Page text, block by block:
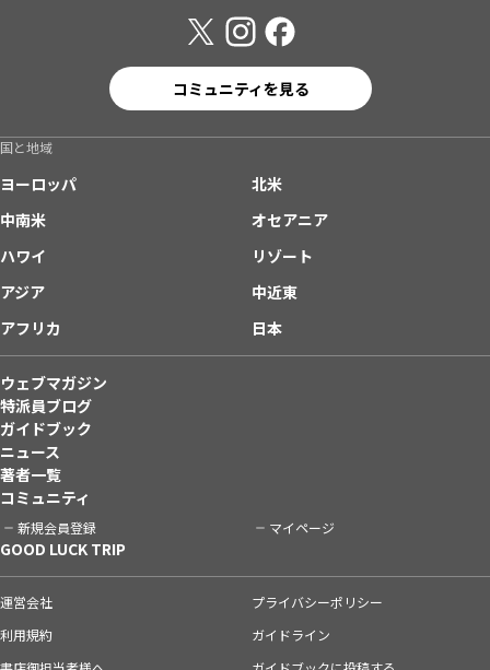
コミュニティを見る
国と地域
ヨーロッパ
北米
中南米
オセアニア
ハワイ
リゾート
アジア
中近東
アフリカ
日本
ウェブマガジン
特派員ブログ
ガイドブック
ニュース
著者一覧
コミュニティ
新規会員登録 マイページ
GOOD LUCK TRIP
運営会社
プライバシーポリシー
利用規約
ガイドライン